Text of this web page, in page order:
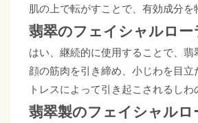
肌の上で転がすことで、有効成分
翡翠のフェイシャルロ
はい、継続的に使用することで、
顔の筋肉を引き締め、小じわを目
トレスによって引き起こされるしわ
翡翠製のフェイシャル